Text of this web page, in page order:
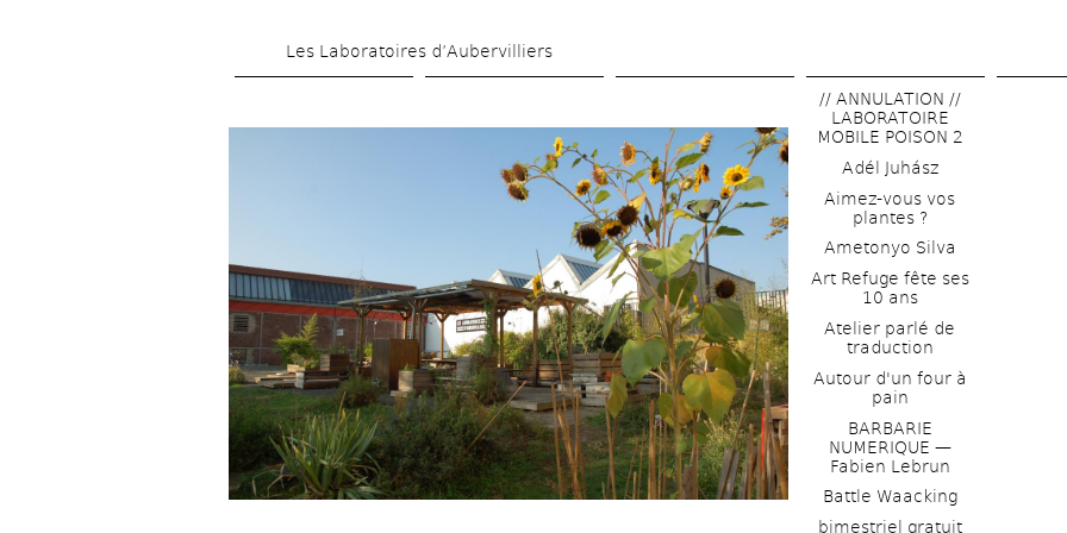
main
Les Laboratoires d’Aubervilliers
// ANNULATION //
LABORATOIRE
MOBILE POISON 2
Adél Juhász
Aimez-vous vos
plantes ?
Ametonyo Silva
Art Refuge fête ses
10 ans
Atelier parlé de
traduction
Autour d'un four à
pain
BARBARIE
NUMERIQUE —
Fabien Lebrun
Battle Waacking
bimestriel gratuit